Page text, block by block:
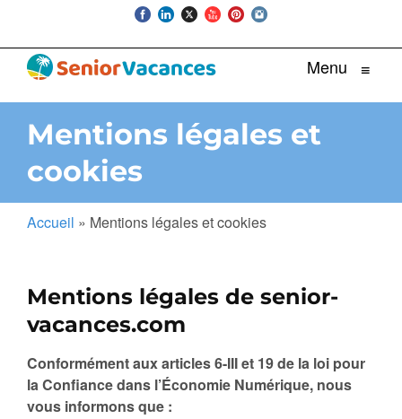
Menu ≡
Mentions légales et
cookies
Accueil » Mentions légales et cookies
Mentions légales de senior-
vacances.com
Conformément aux articles 6-III et 19 de la loi pour
la Confiance dans l’Économie Numérique, nous
vous informons que :